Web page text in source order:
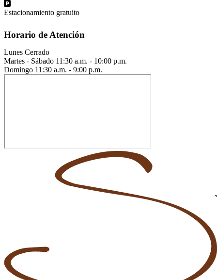
Estacionamiento gratuito
Horario de Atención
Lunes Cerrado
Martes - Sábado 11:30 a.m. - 10:00 p.m.
Domingo 11:30 a.m. - 9:00 p.m.